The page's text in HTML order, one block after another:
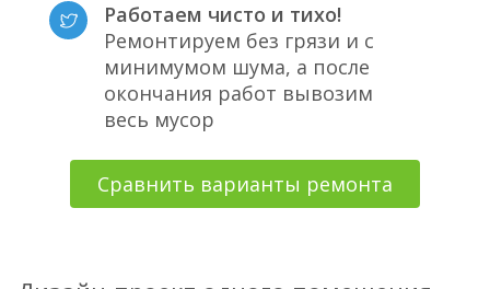
Работаем чисто и тихо!
Ремонтируем без грязи и с
минимумом шума, а после
окончания работ вывозим
весь мусор
Сравнить варианты ремонта